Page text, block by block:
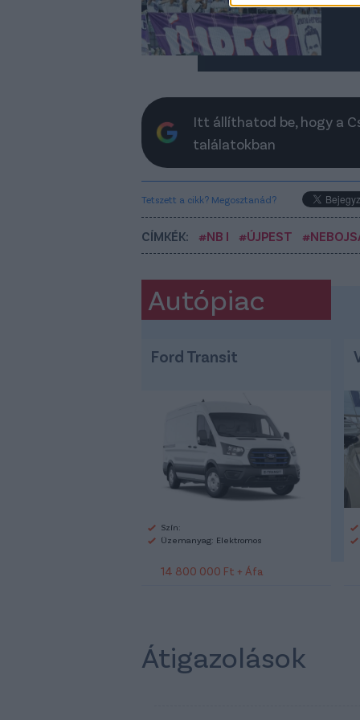
Itt állíthatod be, hogy a
találatokban
Tetszett a cikk? Megosztanád?
CÍMKÉK: #NB I #ÚJPEST
Autópiac
Ford Transit
Szín:
Üzemanyag: Elektromos
14 800 000 Ft + Áfa
Átigazolások